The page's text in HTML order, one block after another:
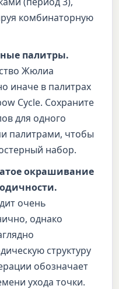
комбинаторную
палитры.
Жюлиа
иначе в палитрах
Cycle. Сохраните
для одного
палитрами, чтобы
набор.
окрашивание
очень
однако
структуру
обозначает
ухода точки.